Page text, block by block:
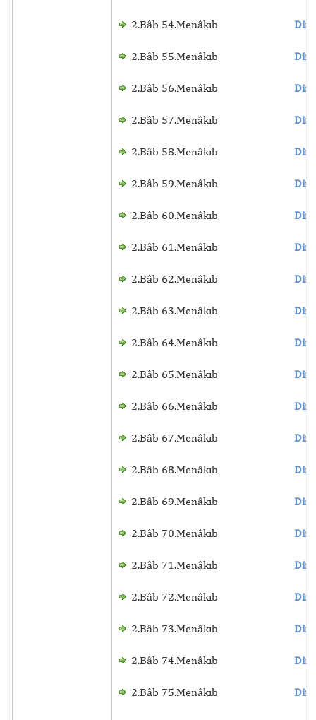
2.Bâb 54.Menâkıb
2.Bâb 55.Menâkıb
2.Bâb 56.Menâkıb
2.Bâb 57.Menâkıb
2.Bâb 58.Menâkıb
2.Bâb 59.Menâkıb
2.Bâb 60.Menâkıb
2.Bâb 61.Menâkıb
2.Bâb 62.Menâkıb
2.Bâb 63.Menâkıb
2.Bâb 64.Menâkıb
2.Bâb 65.Menâkıb
2.Bâb 66.Menâkıb
2.Bâb 67.Menâkıb
2.Bâb 68.Menâkıb
2.Bâb 69.Menâkıb
2.Bâb 70.Menâkıb
2.Bâb 71.Menâkıb
2.Bâb 72.Menâkıb
2.Bâb 73.Menâkıb
2.Bâb 74.Menâkıb
2.Bâb 75.Menâkıb